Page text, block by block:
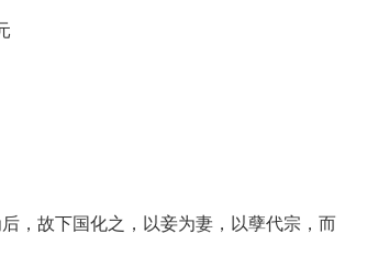
，故下国化之，以妾为妻，以孽代宗，而